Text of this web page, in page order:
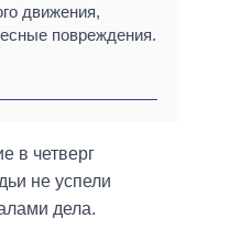
движения,
повреждения.
в четверг
не успели
дела.